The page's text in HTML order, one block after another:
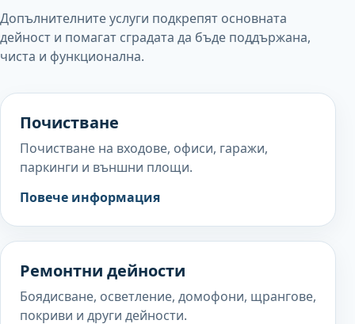
Допълнителните услуги подкрепят основната
дейност и помагат сградата да бъде поддържана,
чиста и функционална.
Почистване
Почистване на входове, офиси, гаражи,
паркинги и външни площи.
Повече информация
Ремонтни дейности
Боядисване, осветление, домофони, щрангове,
покриви и други дейности.